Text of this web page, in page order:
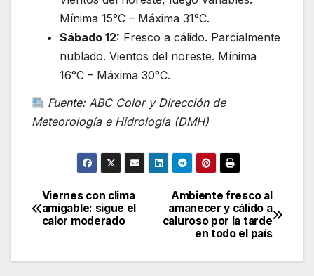
Mínima 15°C – Máxima 31°C.
Sábado 12: Fresco a cálido. Parcialmente
nublado. Vientos del noreste. Mínima
16°C – Máxima 30°C.
Fuente: ABC Color y Dirección de
Meteorología e Hidrología (DMH)
Navegación
de
entradas
Ambiente fresco al
amanecer y cálido a
caluroso por la tarde
en todo el país
Viernes con clima
amigable: sigue el
calor moderado